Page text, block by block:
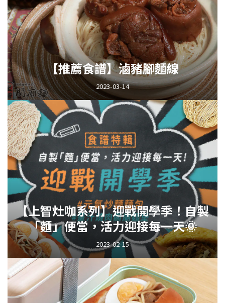
【推薦食譜】滷豬腳麵線
2023-03-14
【上智灶咖系列】迎戰開學季！自製
「麵」便當，活力迎接每一天🌞
2023-02-15